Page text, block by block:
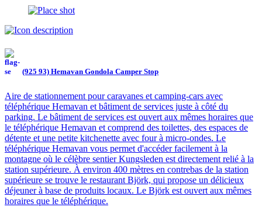
(925 93) Hemavan Gondola Camper Stop
Aire de stationnement pour caravanes et camping-cars avec
téléphérique Hemavan et bâtiment de services juste à côté du
parking. Le bâtiment de services est ouvert aux mêmes horaires que
le téléphérique Hemavan et comprend des toilettes, des espaces de
détente et une petite kitchenette avec four à micro-ondes. Le
téléphérique Hemavan vous permet d'accéder facilement à la
montagne où le célèbre sentier Kungsleden est directement relié à la
station supérieure. À environ 400 mètres en contrebas de la station
supérieure se trouve le restaurant Björk, qui propose un délicieux
déjeuner à base de produits locaux. Le Björk est ouvert aux mêmes
horaires que le téléphérique.